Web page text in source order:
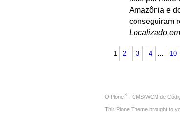
Amazônia e
conseguiram
Localizado em
1 2 3 4 10
O Plone® - CMS/WCM de
This Plone Theme brought to